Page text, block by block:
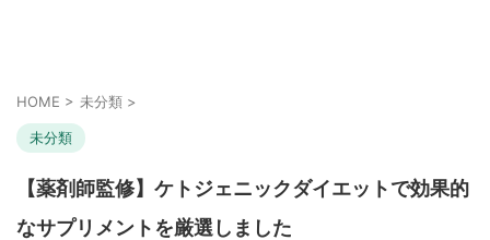
HOME > 未分類 >
未分類
【薬剤師監修】ケトジェニックダイエットで効果的
なサプリメントを厳選しました